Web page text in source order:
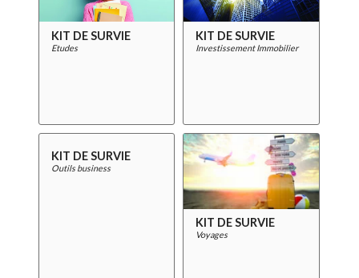
KIT DE SURVIE
Etudes
KIT DE SURVIE
Investissement Immobilier
KIT DE SURVIE
Outils business
KIT DE SURVIE
Voyages